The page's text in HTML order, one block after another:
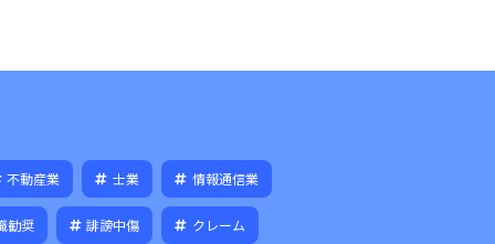
不動産業 士業 情報通信業
勧奨 誹謗中傷 クレーム